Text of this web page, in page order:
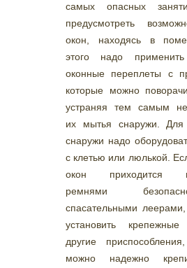
самых опасных
предусмотреть
окон, находясь в
этого надо
оконные переплеты с
которые можно
устраняя тем самым
их мытья снаружи.
снаружи надо
с клетью или люлькой.
окон приходится
ремнями
спасательными
установить
другие
можно надежно